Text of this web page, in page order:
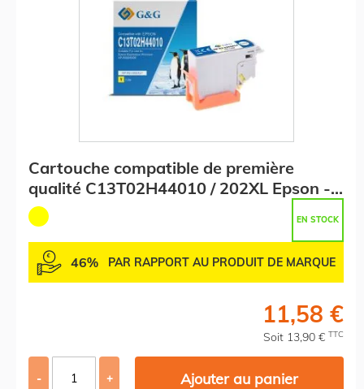
Cartouche compatible de première
qualité C13T02H44010 / 202XL Epson -
jaune
EN STOCK
46% PAR RAPPORT AU PRODUIT DE MARQUE
11,58 €
Soit 13,90 € TTC
- + Ajouter au panier